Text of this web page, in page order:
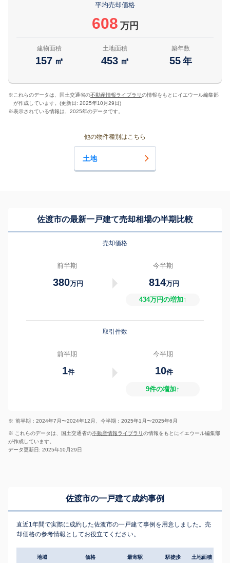
平均売却価格
608 万円
建物面積
157 ㎡
土地面積
453 ㎡
築年数
55 年
※ これらのデータは、国土交通省の不動産情報ライブラリの情報をもとにイエウール編集部
が作成しています。(更新日: 2025年10月29日)
※表示されている情報は、2025年のデータです。
他の物件種別はこちら
土地
佐渡市の最新一戸建て売却相場の半期比較
売却価格
前半期
380万円
今半期
814万円
434万円の増加↑
取引件数
前半期
1件
今半期
10件
9件の増加↑
※ 前半期：2024年7月〜2024年12月、今半期：2025年1月〜2025年6月
※ これらのデータは、国土交通省の不動産情報ライブラリの情報をもとにイエウール編集部
が作成しています。
データ更新日: 2025年10月29日
佐渡市の一戸建て成約事例
直近1年間で実際に成約した佐渡市の一戸建て事例を用意しました。売
却価格の参考情報としてお役立てください。
地域 価格 最寄駅 駅徒歩 土地面積